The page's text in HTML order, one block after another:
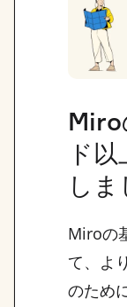
Miro
ド
しま
Miroの
て、よ
のため